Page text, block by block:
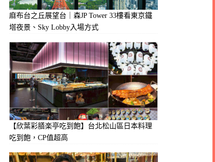
麻布台之丘展望台｜森JP Tower 33樓看東京鐵
塔夜景、Sky Lobby入場方式
【欣葉彩膳楽亭吃到飽】台北松山區日本料理
吃到飽，CP值超高